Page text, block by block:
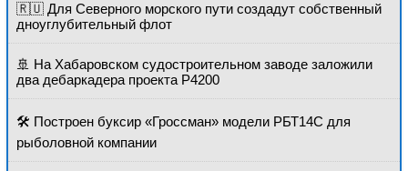
Судостроение
Пульс
Новости
Компании
Репутация
Работа
Крюинг
Торговая площадка
Доска объявлений
Продажа флота
Услуги
🇷🇺 Для Северного морского пути создадут собственный
дноуглубительный флот
🚢 На Хабаровском судостроительном заводе заложили
два дебаркадера проекта Р4200
🛠️ Построен буксир «Гроссман» модели РБТ14С для
рыболовной компании